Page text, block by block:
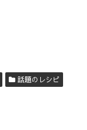
話題のレシピ